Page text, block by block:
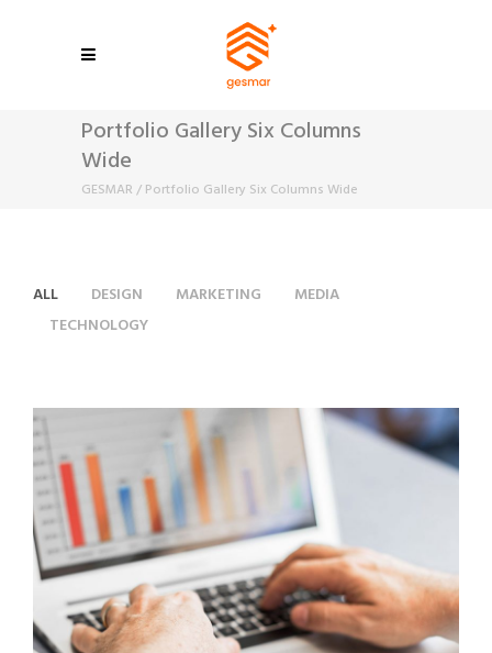
Portfolio Gallery Six Columns
Wide
GESMAR / Portfolio Gallery Six Columns Wide
ALL DESIGN MARKETING
MEDIA
TECHNOLOGY